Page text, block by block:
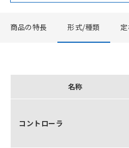
商品の特長 形式/種類
名称
コントローラ